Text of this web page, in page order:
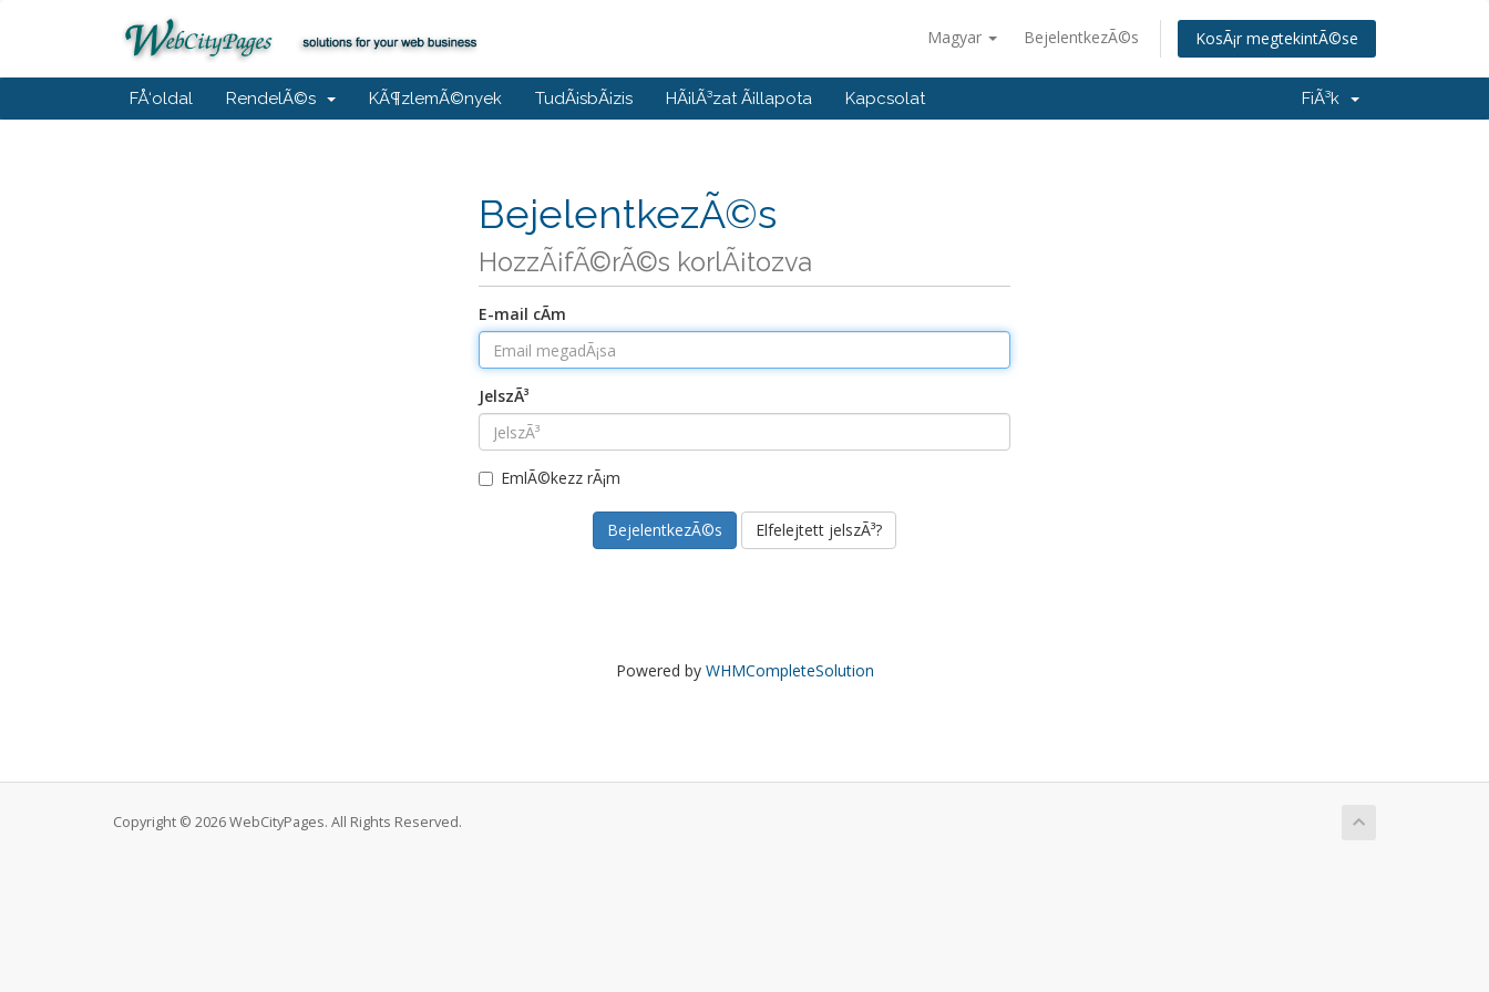
Magyar BejelentkezÃ©s KosÃ¡r megtekintÃ©se
FÅ‘oldal RendelÃ©s KÃ¶zlemÃ©nyek TudÃ¡sbÃ¡zis HÃ¡lÃ³zat Ã¡llapota Kapcsolat FiÃ³k
BejelentkezÃ©s
HozzÃ¡fÃ©rÃ©s korlÃ¡tozva
E-mail cÃ­m
JelszÃ³
EmlÃ©kezz rÃ¡m
Elfelejtett jelszÃ³?
Powered by WHMCompleteSolution
Copyright © 2026 WebCityPages. All Rights Reserved.